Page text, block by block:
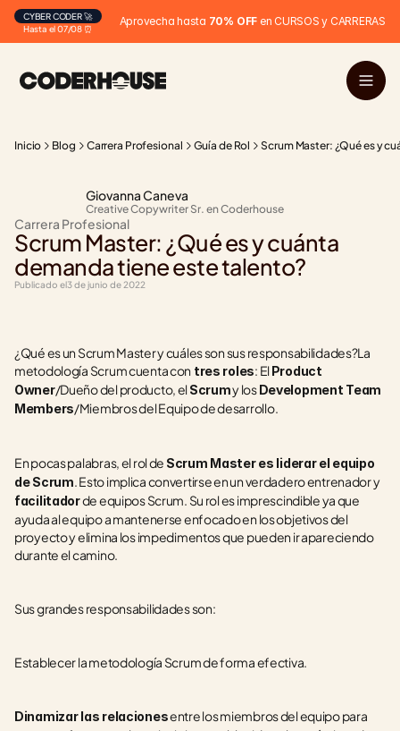
Hasta el 07/08 ⏰
CYBER CODER 🚀 Aprovecha hasta 70% OFF en CURSOS y CARRERAS
Inicio Blog Carrera Profesional Guía de Rol Scrum Master: ¿Qué es y
Giovanna Caneva
Creative Copywriter Sr. en Coderhouse
Carrera Profesional
Scrum Master: ¿Qué es y cuánta
demanda tiene este talento?
Publicado el3 de junio de 2022
¿Qué es un Scrum Master y cuáles son sus responsabilidades?La
metodología Scrum cuenta con tres roles: El Product
Owner/Dueño del producto, el Scrum y los Development Team
Members/Miembros del Equipo de desarrollo.
En pocas palabras, el rol de Scrum Master es liderar el equipo
de Scrum
. Esto implica convertirse en un verdadero entrenador y
facilitador de equipos Scrum. Su rol es imprescindible ya que
ayuda al equipo a mantenerse enfocado en los objetivos del
proyecto y elimina los impedimentos que pueden ir apareciendo
durante el camino.
Sus grandes responsabilidades son:
Establecer la metodología Scrum de forma efectiva.
Dinamizar las relaciones entre los miembros del equipo para